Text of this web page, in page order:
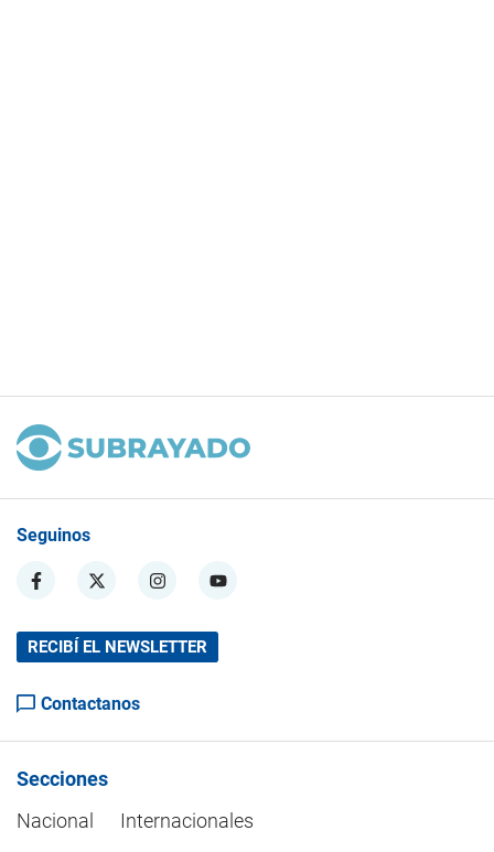
Seguinos
RECIBÍ EL NEWSLETTER
Contactanos
Secciones
Nacional
Internacionales